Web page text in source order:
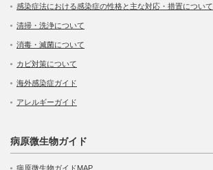
感染症法における感染症の性格と主な対応・措置について
清掃・洗浄について
消毒・滅菌について
カビ対策について
海外感染症ガイド
アレルギーガイド
病原微生物ガイド
病原微生物ガイドMAP